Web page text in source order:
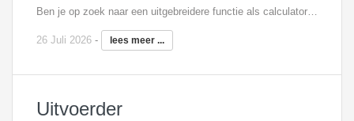
26 Juli 2026 - lees meer ...
Uitvoerder